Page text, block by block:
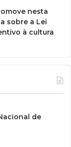
nesta
sobre a Lei
à cultura
de